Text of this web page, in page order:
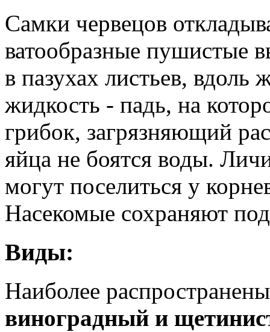
Самки червецов
ватообразные пушистые
в пазухах листьев,
жидкость - падь, на
грибок, загрязняющий
яйца не боятся воды.
могут поселиться у
Насекомые сохраняют
Виды:
Наиболее
виноградный и